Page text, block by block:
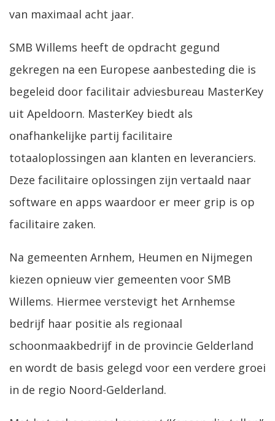
van maximaal acht jaar.
SMB Willems heeft de opdracht gegund
gekregen na een Europese aanbesteding die is
begeleid door facilitair adviesbureau MasterKey
uit Apeldoorn. MasterKey biedt als
onafhankelijke partij facilitaire
totaaloplossingen aan klanten en leveranciers.
Deze facilitaire oplossingen zijn vertaald naar
software en apps waardoor er meer grip is op
facilitaire zaken.
Na gemeenten Arnhem, Heumen en Nijmegen
kiezen opnieuw vier gemeenten voor SMB
Willems. Hiermee verstevigt het Arnhemse
bedrijf haar positie als regionaal
schoonmaakbedrijf in de provincie Gelderland
en wordt de basis gelegd voor een verdere groei
in de regio Noord-Gelderland.